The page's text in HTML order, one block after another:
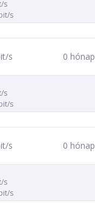
s
s
s 0 hónap
s
s
s 0 hónap
s
s